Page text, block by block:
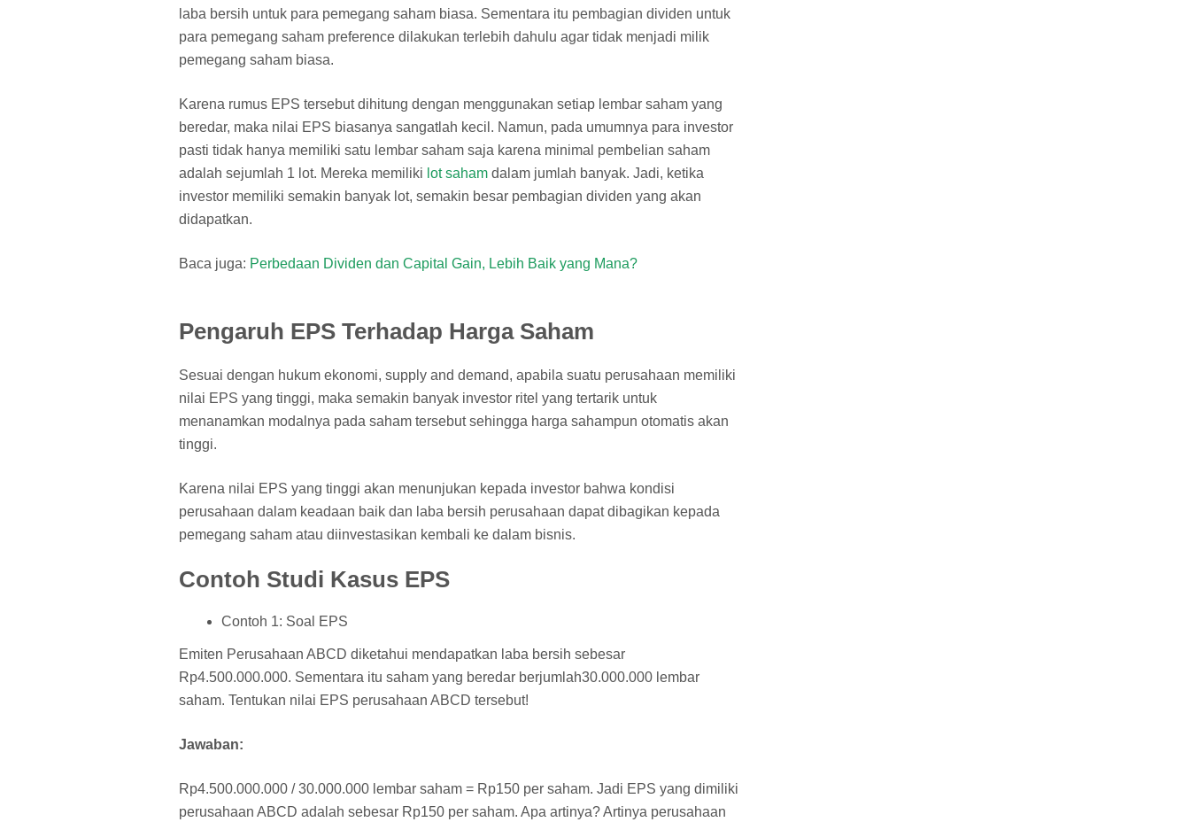
laba bersih untuk para pemegang saham biasa. Sementara itu pembagian dividen untuk
para pemegang saham preference dilakukan terlebih dahulu agar tidak menjadi milik
pemegang saham biasa.
Karena rumus EPS tersebut dihitung dengan menggunakan setiap lembar saham yang
beredar, maka nilai EPS biasanya sangatlah kecil. Namun, pada umumnya para investor
pasti tidak hanya memiliki satu lembar saham saja karena minimal pembelian saham
adalah sejumlah 1 lot. Mereka memiliki lot saham dalam jumlah banyak. Jadi, ketika
investor memiliki semakin banyak lot, semakin besar pembagian dividen yang akan
didapatkan.
Baca juga: Perbedaan Dividen dan Capital Gain, Lebih Baik yang Mana?
Pengaruh EPS Terhadap Harga Saham
Sesuai dengan hukum ekonomi, supply and demand, apabila suatu perusahaan memiliki
nilai EPS yang tinggi, maka semakin banyak investor ritel yang tertarik untuk
menanamkan modalnya pada saham tersebut sehingga harga sahampun otomatis akan
tinggi.
Karena nilai EPS yang tinggi akan menunjukan kepada investor bahwa kondisi
perusahaan dalam keadaan baik dan laba bersih perusahaan dapat dibagikan kepada
pemegang saham atau diinvestasikan kembali ke dalam bisnis.
Contoh Studi Kasus EPS
Contoh 1: Soal EPS
Emiten Perusahaan ABCD diketahui mendapatkan laba bersih sebesar
Rp4.500.000.000. Sementara itu saham yang beredar berjumlah30.000.000 lembar
saham. Tentukan nilai EPS perusahaan ABCD tersebut!
Jawaban:
Rp4.500.000.000 / 30.000.000 lembar saham = Rp150 per saham. Jadi EPS yang dimiliki
perusahaan ABCD adalah sebesar Rp150 per saham. Apa artinya? Artinya perusahaan